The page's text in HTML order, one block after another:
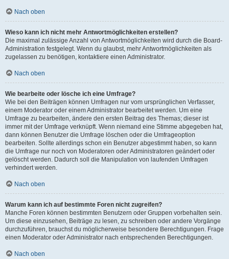
Nach oben
Wieso kann ich nicht mehr Antwortmöglichkeiten erstellen?
Die maximal zulässige Anzahl von Antwortmöglichkeiten wird durch die Board-
Administration festgelegt. Wenn du glaubst, mehr Antwortmöglichkeiten als
zugelassen zu benötigen, kontaktiere einen Administrator.
Nach oben
Wie bearbeite oder lösche ich eine Umfrage?
Wie bei den Beiträgen können Umfragen nur vom ursprünglichen Verfasser,
einem Moderator oder einem Administrator bearbeitet werden. Um eine
Umfrage zu bearbeiten, ändere den ersten Beitrag des Themas; dieser ist
immer mit der Umfrage verknüpft. Wenn niemand eine Stimme abgegeben hat,
dann können Benutzer die Umfrage löschen oder die Umfrageoption
bearbeiten. Sollte allerdings schon ein Benutzer abgestimmt haben, so kann
die Umfrage nur noch von Moderatoren oder Administratoren geändert oder
gelöscht werden. Dadurch soll die Manipulation von laufenden Umfragen
verhindert werden.
Nach oben
Warum kann ich auf bestimmte Foren nicht zugreifen?
Manche Foren können bestimmten Benutzern oder Gruppen vorbehalten sein.
Um diese einzusehen, Beiträge zu lesen, zu schreiben oder andere Vorgänge
durchzuführen, brauchst du möglicherweise besondere Berechtigungen. Frage
einen Moderator oder Administrator nach entsprechenden Berechtigungen.
Nach oben